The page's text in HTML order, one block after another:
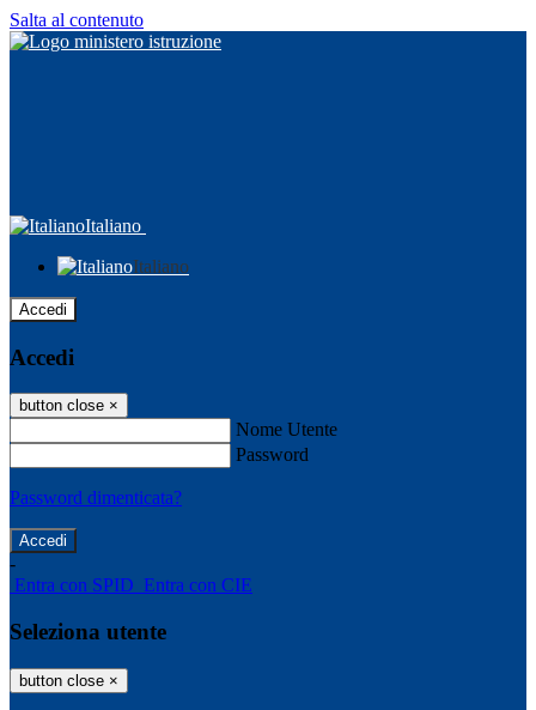
Salta al contenuto
Italiano
Italiano
Accedi
Accedi
button close ×
Nome Utente
Password
Password dimenticata?
-
Entra con SPID Entra con CIE
Seleziona utente
button close ×